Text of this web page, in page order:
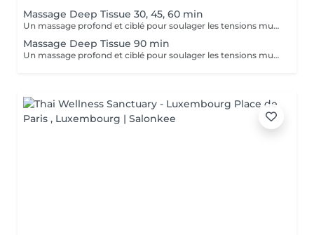
Massage Deep Tissue 30, 45, 60 min
Un massage profond et ciblé pour soulager les tensions musculaires chroniques, améliorer la mobilité et favoriser la récupération.
Massage Deep Tissue 90 min
Un massage profond et ciblé pour soulager les tensions musculaires chroniques, améliorer la mobilité et favoriser la récupération.